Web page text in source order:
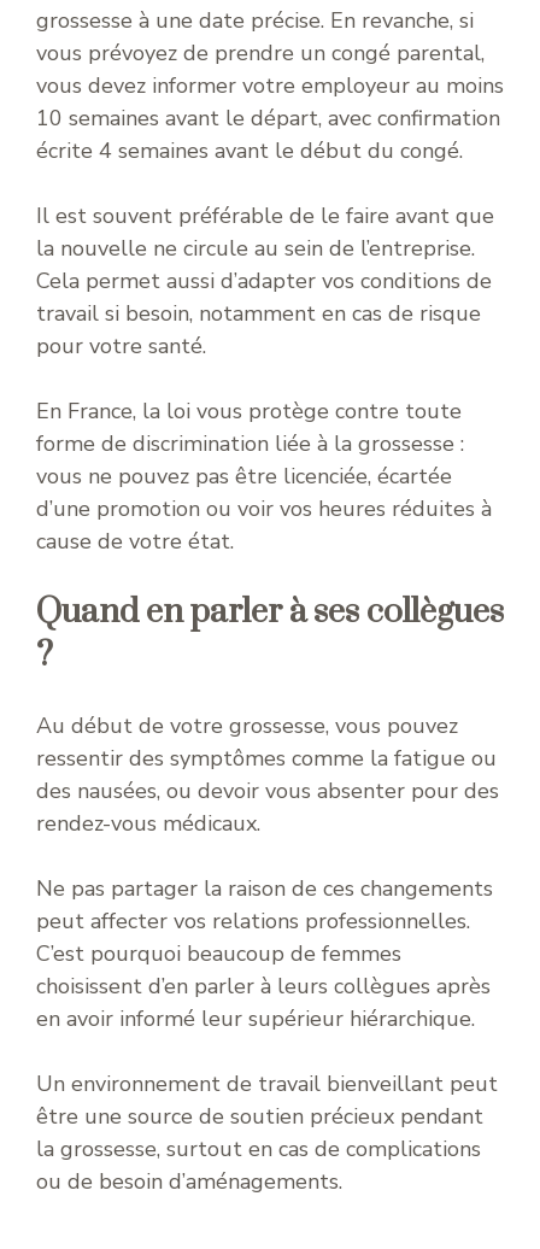
grossesse à une date précise. En revanche, si
vous prévoyez de prendre un congé parental,
vous devez informer votre employeur au moins
10 semaines avant le départ, avec confirmation
écrite 4 semaines avant le début du congé.
Il est souvent préférable de le faire avant que
la nouvelle ne circule au sein de l’entreprise.
Cela permet aussi d’adapter vos conditions de
travail si besoin, notamment en cas de risque
pour votre santé.
En France, la loi vous protège contre toute
forme de discrimination liée à la grossesse :
vous ne pouvez pas être licenciée, écartée
d’une promotion ou voir vos heures réduites à
cause de votre état.
Quand en parler à ses collègues
?
Au début de votre grossesse, vous pouvez
ressentir des symptômes comme la fatigue ou
des nausées, ou devoir vous absenter pour des
rendez-vous médicaux.
Ne pas partager la raison de ces changements
peut affecter vos relations professionnelles.
C’est pourquoi beaucoup de femmes
choisissent d’en parler à leurs collègues après
en avoir informé leur supérieur hiérarchique.
Un environnement de travail bienveillant peut
être une source de soutien précieux pendant
la grossesse, surtout en cas de complications
ou de besoin d’aménagements.